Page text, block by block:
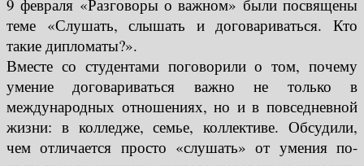
9 февраля «Разговоры о важном» были посвящены
теме «Слушать, слышать и договариваться. Кто
такие дипломаты?».
Вместе со студентами поговорили о том, почему
умение договариваться важно не только в
международных отношениях, но и в повседневной
жизни: в колледже, семье, коллективе. Обсудили,
чем отличается просто «слушать» от умения по-